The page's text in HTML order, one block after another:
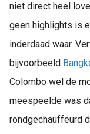
niet direct heel
geen highlights is
inderdaad waar.
bijvoorbeeld
Colombo wel de
meespeelde was
rondgechauffeurd